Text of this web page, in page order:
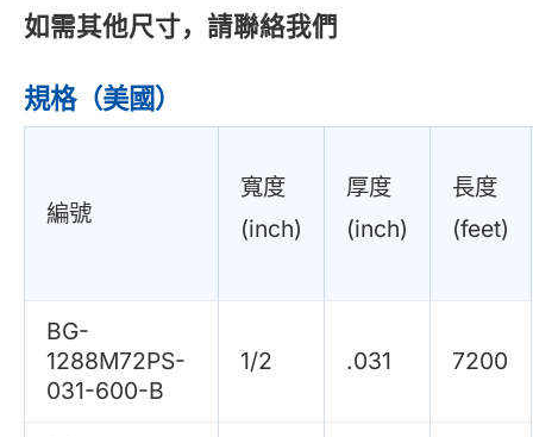
如需其他尺寸，請聯絡我們
規格（美國）
編號
寬度
(inch)
厚度
(inch)
長度
(feet)
BG-
1288M72PS-
031-600-B
1/2 .031 7200